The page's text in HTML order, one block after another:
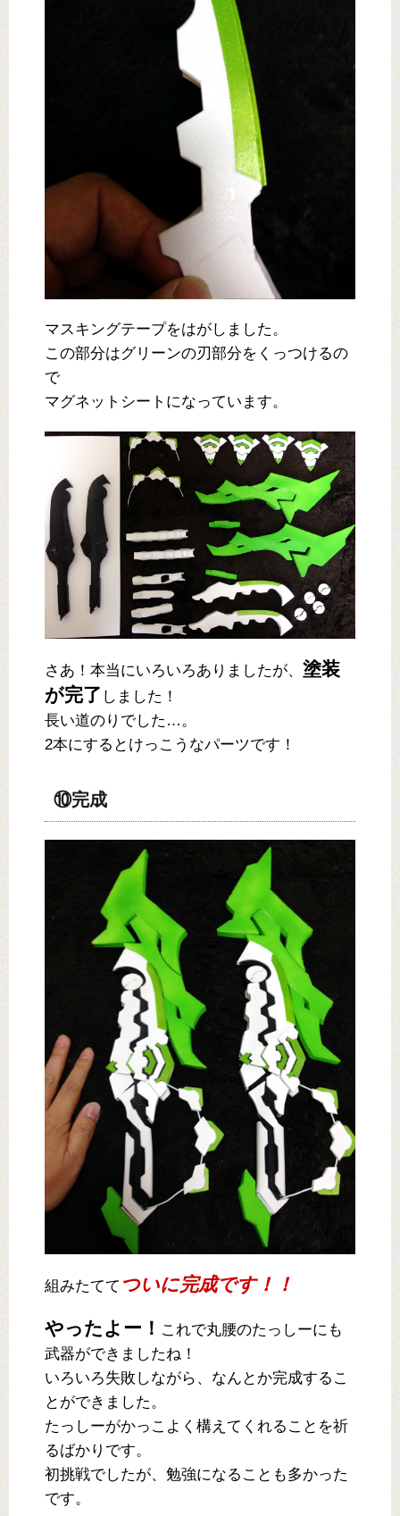
マスキングテープをはがしました。
この部分はグリーンの刃部分をくっつけるの
で
マグネットシートになっています。
さあ！本当にいろいろありましたが、 塗装
が完了 しました！
長い道のりでした…。
2本にするとけっこうなパーツです！
⑩完成
組みたてて ついに完成です！！
やったよー！ これで丸腰のたっしーにも
武器ができましたね！
いろいろ失敗しながら、なんとか完成するこ
とができました。
たっしーがかっこよく構えてくれることを祈
るばかりです。
初挑戦でしたが、勉強になることも多かった
です。